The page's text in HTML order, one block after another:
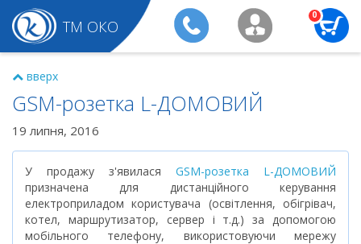
ТМ ОКО
0
вверх
GSM-розетка L-ДОМОВИЙ
19 липня, 2016
У продажу з'явилася GSM-розетка L-ДОМОВИЙ
призначена для дистанційного керування
електроприладом користувача (освітлення, обігрівач,
котел, маршрутизатор, сервер і т.д.) за допомогою
мобільного телефону, використовуючи мережу